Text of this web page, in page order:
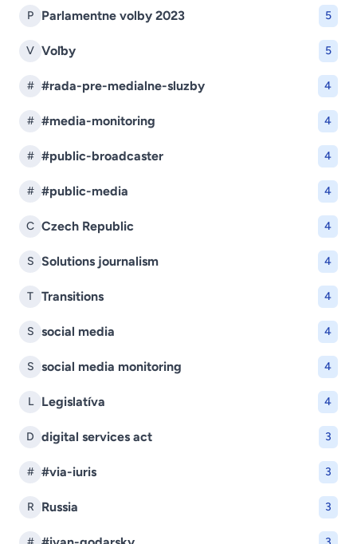
P Parlamentne volby 2023 5
V Voľby 5
# #rada-pre-medialne-sluzby 4
# #media-monitoring 4
# #public-broadcaster 4
# #public-media 4
C Czech Republic 4
S Solutions journalism 4
T Transitions 4
S social media 4
S social media monitoring 4
L Legislatíva 4
D digital services act 3
# #via-iuris 3
R Russia 3